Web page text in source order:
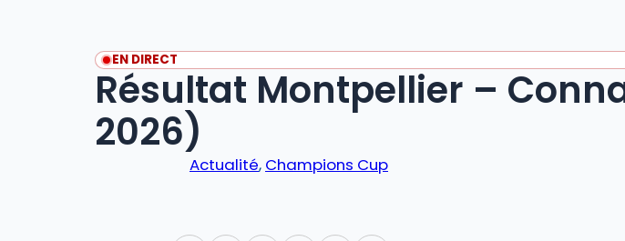
EN DIRECT
Résultat Montpellier –
2026)
Actualité, Champions Cup